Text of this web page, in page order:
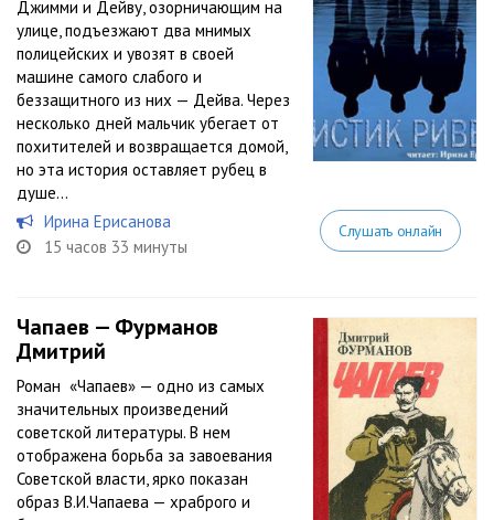
Джимми и Дейву, озорничающим на
улице, подъезжают два мнимых
полицейских и увозят в своей
машине самого слабого и
беззащитного из них — Дейва. Через
несколько дней мальчик убегает от
похитителей и возвращается домой,
но эта история оставляет рубец в
душе...
Ирина Ерисанова
15 часов 33 минуты
Слушать онлайн
Чапаев — Фурманов
Дмитрий
Роман «Чапаев» — одно из самых
значительных произведений
советской литературы. В нем
отображена борьба за завоевания
Советской власти, ярко показан
образ В.И.Чапаева — храброго и